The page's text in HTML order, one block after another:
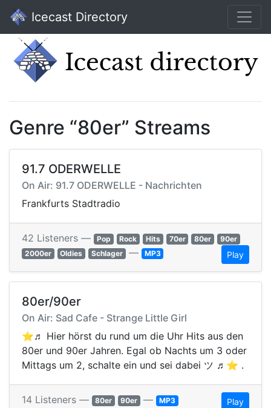
Icecast Directory
Genre “80er” Streams
91.7 ODERWELLE
On Air: 91.7 ODERWELLE - Nachrichten
Frankfurts Stadtradio
42 Listeners — Pop Rock Hits 70er 80er
90er
2000er
Oldies Schlager — MP3 Play
80er/90er
On Air: Sad Cafe - Strange Little Girl
⭐️♬ Hier hörst du rund um die Uhr Hits aus den
80er und 90er Jahren. Egal ob Nachts um 3 oder
Mittags um 2, schalte ein und sei dabei ツ ♬⭐️ .
14 Listeners — 80er 90er — MP3 Play